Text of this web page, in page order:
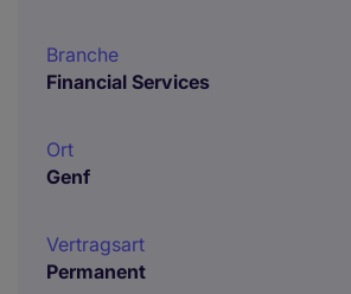
Branche
Financial Services
Ort
Genf
Vertragsart
Permanent